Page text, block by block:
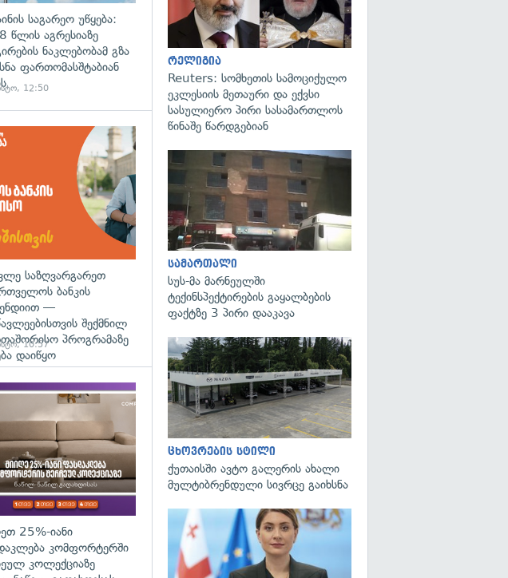
საგარეო უწყება:
წლის აგრესიაზე
ნაკლებობამ გზა
ფართომასშტაბიან
12:50
საზღვარგარეთ
ბანკის
—
შექმნილ
პროგრამაზე
დაიწყო
10:57
25%-იანი
კომფორტერში
კოლექციაზე
რელიგია
Reuters: სომხეთის სამოციქულო
ეკლესიის მეთაური და ექვსი
სასულიერო პირი სასამართლოს
წინაშე წარდგებიან
სამართალი
სუს-მა მარნეულში
ტექინსპექტირების გაყალბების
ფაქტზე 3 პირი დააკავა
ცხოვრების სტილი
ქუთაისში ავტო გალერის ახალი
მულტიბრენდული სივრცე გაიხსნა